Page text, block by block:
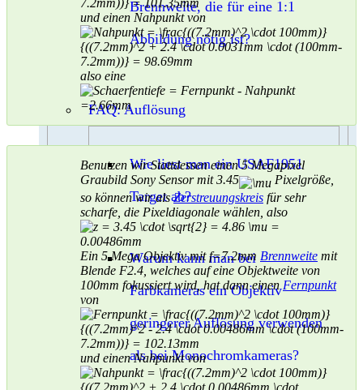
Brennweite, die für eine 1:1
Abbildung nötig ist?
FAQ: Auflösung
Wie liest man ein USAF1951
Target ab?
Warum kann man bei
Farbkameras ein Objektiv
geringerer Auflösung verwenden
als bei Monochromkameras?
und einen Nahpunkt von
also eine
Benutzen wir Stattdessen einen 5 Megapixel
Graubild Sony Sensor mit 3.45
Pixelgröße,
so können wir alsZerstreuungskreis für sehr
scharfe, die Pixeldiagonale wählen, also
Ein 5 Mega Objektiv mit f=7.2mm Brennweite mit
Blende F2.4, welches auf eine Objektweite von
100mm fokussiert wird, hat dann einen Fernpunkt
von
und einen Nahpunkt von